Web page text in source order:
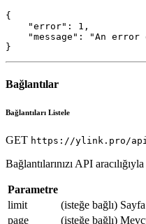
{
    "error": 1,
"message": "An error
}
Bağlantılar
Bağlantıları Listele
GET https://ylink.pro/api/
Bağlantılarınızı API
Parametre
limit
(isteğe bağlı)
page
(isteğe bağlı)